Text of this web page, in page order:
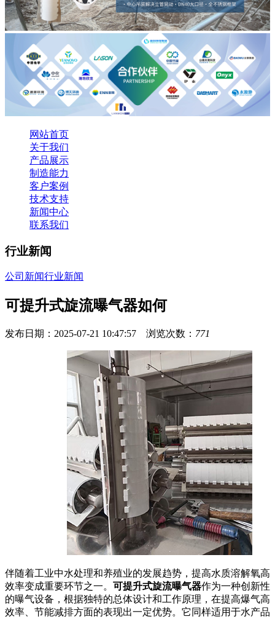
网站首页
关于我们
产品展示
制造能力
客户案例
技术支持
新闻中心
联系我们
行业新闻
公司新闻行业新闻
可提升式旋流曝气器如何
发布日期：2025-07-21 10:47:57 浏览次数： 771
伴随着工业中水处理和养殖业的发展趋势，提高水质溶解氧高
效率变成重要环节之一。 可提升式旋流曝气器作为一种创新性
的曝气设备，根据独特的总体设计和工作原理，在提高爆气高
效率、节能减排方面的表现出一定优势。它同样适用于水产品